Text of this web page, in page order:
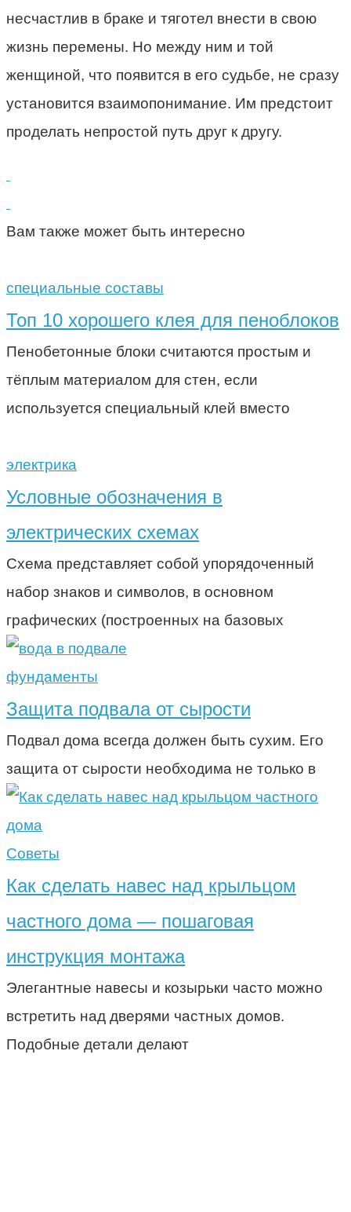
несчастлив в браке и тяготел внести в свою
жизнь перемены. Но между ним и той
женщиной, что появится в его судьбе, не сразу
установится взаимопонимание. Им предстоит
проделать непростой путь друг к другу.
Вам также может быть интересно
специальные составы
Топ 10 хорошего клея для пеноблоков
Пенобетонные блоки считаются простым и
тёплым материалом для стен, если
используется специальный клей вместо
электрика
Условные обозначения в
электрических схемах
Схема представляет собой упорядоченный
набор знаков и символов, в основном
графических (построенных на базовых
фундаменты
Защита подвала от сырости
Подвал дома всегда должен быть сухим. Его
защита от сырости необходима не только в
Советы
Как сделать навес над крыльцом
частного дома — пошаговая
инструкция монтажа
Элегантные навесы и козырьки часто можно
встретить над дверями частных домов.
Подобные детали делают